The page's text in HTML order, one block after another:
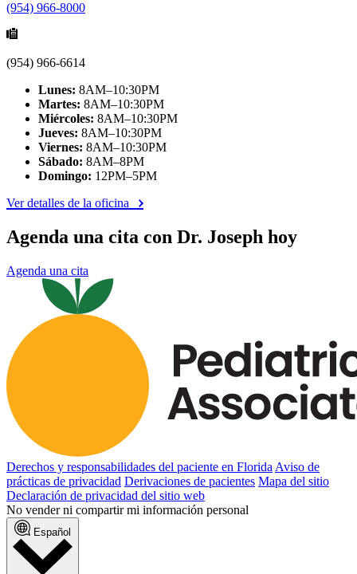
(954) 966-8000
(954) 966-6614
Lunes: 8AM–10:30PM
Martes: 8AM–10:30PM
Miércoles: 8AM–10:30PM
Jueves: 8AM–10:30PM
Viernes: 8AM–10:30PM
Sábado: 8AM–8PM
Domingo: 12PM–5PM
Ver detalles de la oficina
Agenda una cita con Dr. Joseph hoy
Agenda una cita
Derechos y responsabilidades del paciente en Florida Aviso de
prácticas de privacidad Derivaciones de pacientes Mapa del sitio
Declaración de privacidad del sitio web
No vender ni compartir mi información personal
Español